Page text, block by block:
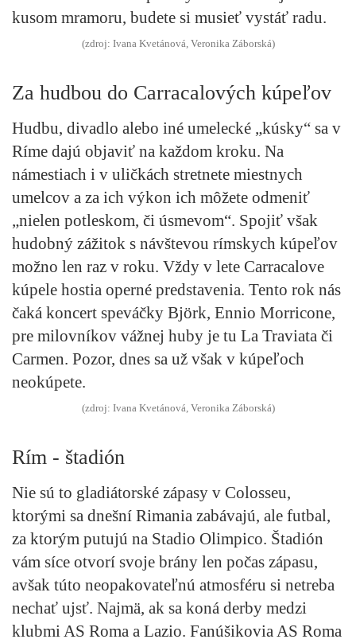
kusom mramoru, budete si musieť vystáť radu.
(zdroj: Ivana Kvetánová, Veronika Záborská)
Za hudbou do Carracalových kúpeľov
Hudbu, divadlo alebo iné umelecké „kúsky“ sa v
Ríme dajú objaviť na každom kroku. Na
námestiach i v uličkách stretnete miestnych
umelcov a za ich výkon ich môžete odmeniť
„nielen potleskom, či úsmevom“. Spojiť však
hudobný zážitok s návštevou rímskych kúpeľov
možno len raz v roku. Vždy v lete Carracalove
kúpele hostia operné predstavenia. Tento rok nás
čaká koncert speváčky Björk, Ennio Morricone,
pre milovníkov vážnej huby je tu La Traviata či
Carmen. Pozor, dnes sa už však v kúpeľoch
neokúpete.
(zdroj: Ivana Kvetánová, Veronika Záborská)
Rím - štadión
Nie sú to gladiátorské zápasy v Colosseu,
ktorými sa dnešní Rimania zabávajú, ale futbal,
za ktorým putujú na Stadio Olimpico. Štadión
vám síce otvorí svoje brány len počas zápasu,
avšak túto neopakovateľnú atmosféru si netreba
nechať ujsť. Najmä, ak sa koná derby medzi
klubmi AS Roma a Lazio. Fanúšikovia AS Roma